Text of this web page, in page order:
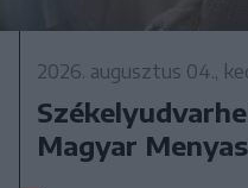
2026. augusztus 04.,
Magyar